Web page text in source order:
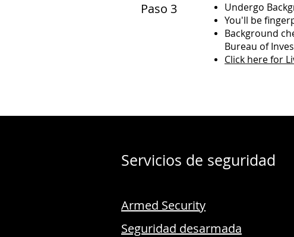
Paso 3
Undergo
You'll be
Background
Bureau of
Click here for
Servicios de seguridad
Armed Security
Seguridad desarmada